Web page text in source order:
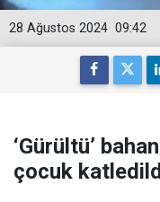
09:42
28 Ağustos 2024
‘Gürültü’
çocuk